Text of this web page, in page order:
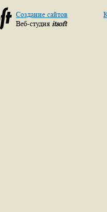
Создание сайтов
Веб-студия itsoft